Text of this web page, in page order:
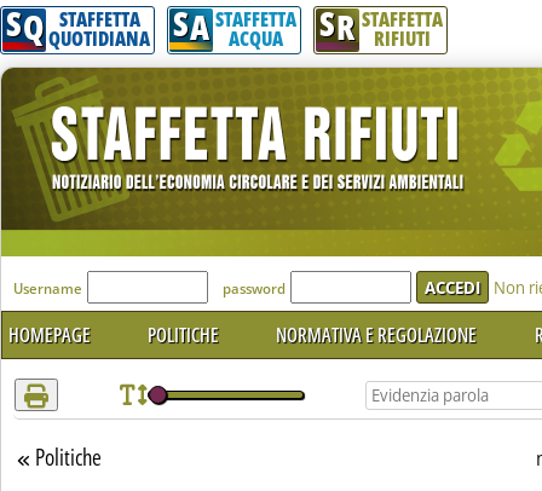
Attenzione! Esegui l'accesso per lèggere interamente la notizia.
SQ STAFFETTA
QUOTIDIANA SA STAFFETTA
ACQUA SR STAFFETTA
RIFIUTI
'Modulo Login per accedere'
Username password Non
HOMEPAGE POLITICHE NORMATIVA E REGOLAZIONE
Torna alla sezione
Politiche